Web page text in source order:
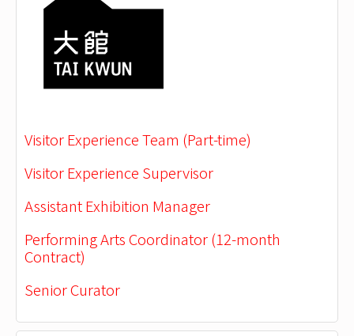
Visitor Experience Team (Part-time)
Visitor Experience Supervisor
Assistant Exhibition Manager
Performing Arts Coordinator (12-month
Contract)
Senior Curator